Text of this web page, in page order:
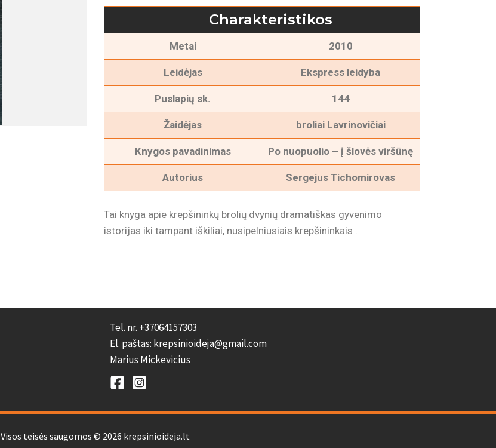
Charakteristikos
Metai 2010
Leidėjas Ekspress leidyba
Puslapių sk. 144
Žaidėjas broliai Lavrinovičiai
Knygos pavadinimas Po nuopuolio – į šlovės viršūnę
Autorius Sergejus Tichomirovas
Tai knyga apie krepšininkų brolių dvynių dramatiškas gyvenimo
istorijas iki tampant iškiliai, nusipelniusiais krepšininkais .
Tel. nr. +37064157303
El. paštas: krepsinioideja@gmail.com
Marius Mickevicius
Visos teisės saugomos © 2026 krepsinioideja.lt